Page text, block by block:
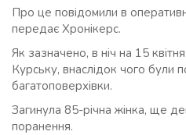
Про це повідомили в
передає Хронікерс.
Як зазначено, в ніч на 15
Курську, внаслідок чого були
багатоповерхівки.
Загинула 85-річна жінка, ще
поранення.